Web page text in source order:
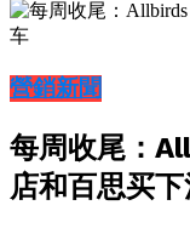
營銷新聞
每周收尾：
店和百思买